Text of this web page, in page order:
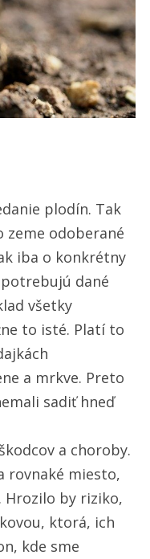
plodín. Tak
zeme odoberané
iba o konkrétny
dané
všetky
to isté. Platí to
a mrkve. Preto
sadiť hneď
a choroby.
rovnaké miesto,
Hrozilo by riziko,
ktorá, ich
kde sme